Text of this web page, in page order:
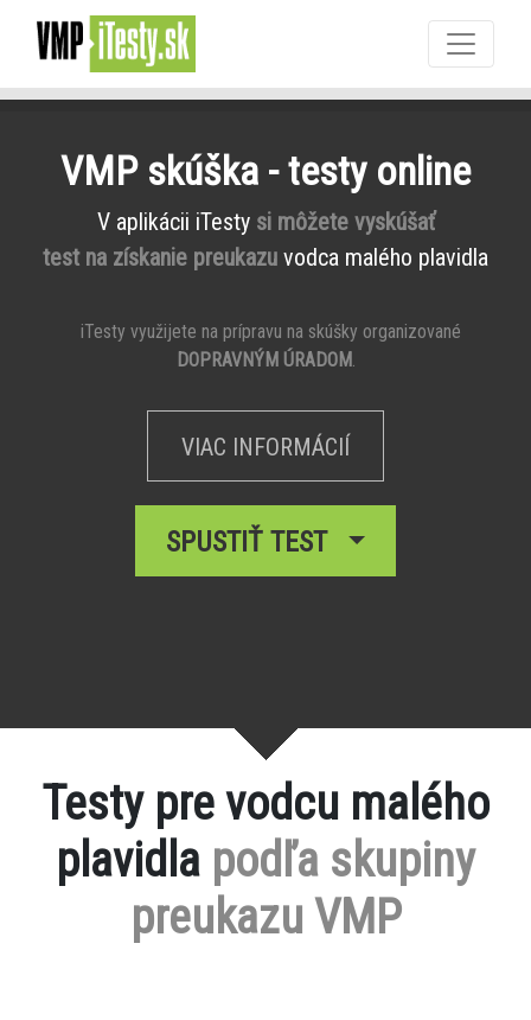
VMP skúška - testy online
V aplikácii iTesty si môžete vyskúšať
test na získanie preukazu vodca malého plavidla
iTesty využijete na prípravu na skúšky organizované
DOPRAVNÝM ÚRADOM.
VIAC INFORMÁCIÍ
SPUSTIŤ TEST
Testy pre vodcu malého
plavidla podľa skupiny
preukazu VMP